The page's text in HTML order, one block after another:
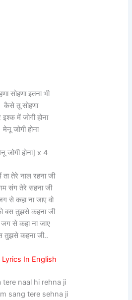
सोहणा इतना भी
कैसे तू सोहणा
इश्क में जोगी होना
मेनू जोगी होना
जोगी होना] x 4
ता तेरे नाल रहना जी
संग तेरे सहना जी
से कहा ना जाए वो
बस तुझसे कहना जी
से कहा ना जाए
तुझसे कहना जी..
In English
tere naal hi rehna ji
sang tere sehna ji